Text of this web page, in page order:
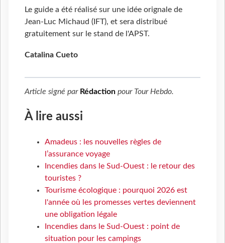
Le guide a été réalisé sur une idée orignale de
Jean-Luc Michaud (IFT), et sera distribué
gratuitement sur le stand de l'APST.
Catalina Cueto
Article signé par Rédaction pour Tour Hebdo.
À lire aussi
Amadeus : les nouvelles règles de
l’assurance voyage
Incendies dans le Sud-Ouest : le retour des
touristes ?
Tourisme écologique : pourquoi 2026 est
l'année où les promesses vertes deviennent
une obligation légale
Incendies dans le Sud-Ouest : point de
situation pour les campings